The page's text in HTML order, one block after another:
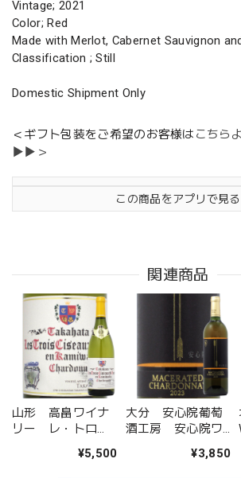
Vintage; 2021
Color; Red
Made with Merlot, Cabernet Sauvignon
Classification ; Still
Domestic Shipment Only
＜ギフト包装をご希望のお客様は こちら
▶▶＞
この商品をアプリで見る
関連商品
山形 高畠ワイナ
リー レ・トロ
オオウラ・エン・
¥5,500
大分 安心院葡萄
酒工房 安心院ワ
レイテッド シャ
¥3,850